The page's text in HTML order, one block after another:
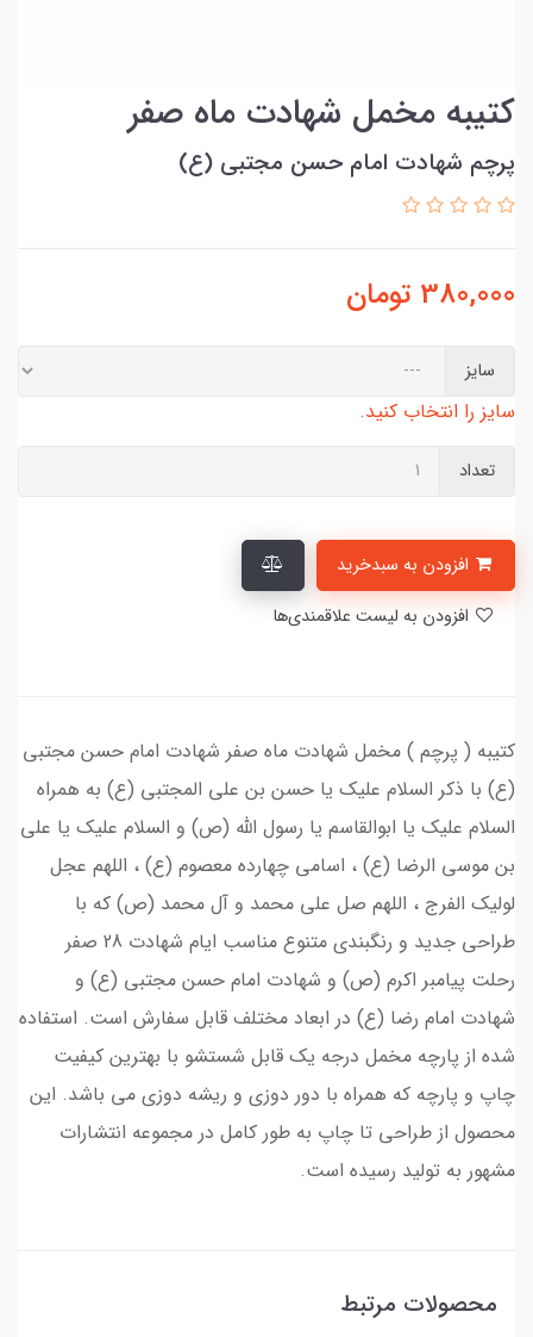
کتیبه مخمل شهادت ماه صفر
پرچم شهادت امام حسن مجتبی (ع)
380,000 تومان
سایز
سایز را انتخاب کنید.
تعداد
کتیبه ( پرچم ) مخمل شهادت ماه صفر شهادت امام حسن مجتبی
(ع) با ذکر السلام علیک یا حسن بن علی المجتبی (ع) به همراه
السلام علیک یا ابوالقاسم یا رسول الله (ص) و السلام علیک یا علی
بن موسی الرضا (ع) ، اسامی چهارده معصوم (ع) ، اللهم عجل
لولیک الفرج ، اللهم صل علی محمد و آل محمد (ص) که با
طراحی جدید و رنگبندی متنوع مناسب ایام شهادت 28 صفر
رحلت پیامبر اکرم (ص) و شهادت امام حسن مجتبی (ع) و
شهادت امام رضا (ع) در ابعاد مختلف قابل سفارش است. استفاده
شده از پارچه مخمل درجه یک قابل شستشو با بهترین کیفیت
چاپ و پارچه که همراه با دور دوزی و ریشه دوزی می باشد. این
محصول از طراحی تا چاپ به طور کامل در مجموعه انتشارات
مشهور به تولید رسیده است.
محصولات مرتبط